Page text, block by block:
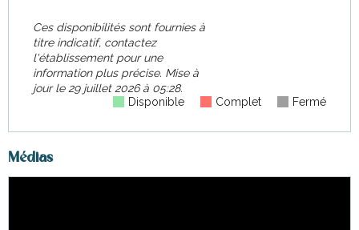
Ces disponibilités sont fournies à
titre indicatif, contactez
l'établissement pour une
information plus précise. Mise à
jour le29 juillet 2026 à 05:28.
Disponible
Complet Fermé
Médias